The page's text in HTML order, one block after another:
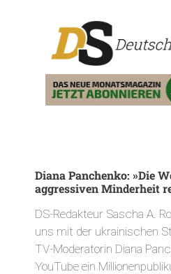
Diana Panchenko: »Die
aggressiven Minderheit
DS-Redakteur Sascha A.
uns mit der ukrainischen
TV-Moderatorin Diana
YouTube ein